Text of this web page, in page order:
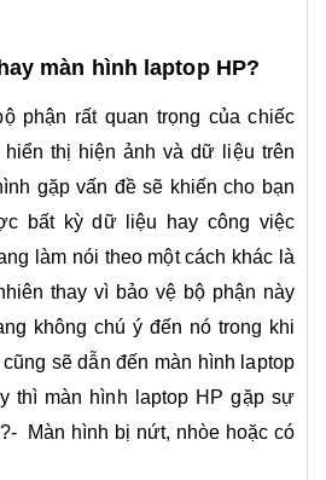
màn hình laptop HP?
phận rất quan trọng của chiếc
thị hiện ảnh và dữ liệu trên
gặp vấn đề sẽ khiến cho bạn
bất kỳ dữ liệu hay công việc
làm nói theo một cách khác là
thay vì bảo vệ bộ phận này
không chú ý đến nó trong khi
sẽ dẫn đến màn hình laptop
thì màn hình laptop HP gặp sự
Màn hình bị nứt, nhòe hoặc có